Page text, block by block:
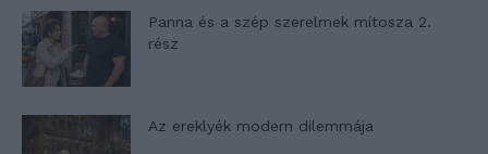
Panna és a szép szerelmek mítosza 2.
rész
Az ereklyék modern dilemmája